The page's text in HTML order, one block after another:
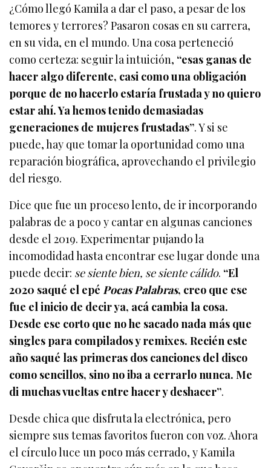
¿Cómo llegó Kamila a dar el paso, a pesar de los
temores y terrores? Pasaron cosas en su carrera,
en su vida, en el mundo. Una cosa perteneció
como certeza: seguir la intuición, “esas ganas de
hacer algo diferente, casi como una obligación
porque de no hacerlo estaría frustada y no quiero
estar ahí. Ya hemos tenido demasiadas
generaciones de mujeres frustadas”. Y si se
puede, hay que tomar la oportunidad como una
reparación biográfica, aprovechando el privilegio
del riesgo.
Dice que fue un proceso lento, de ir incorporando
palabras de a poco y cantar en algunas canciones
desde el 2019. Experimentar pujando la
incomodidad hasta encontrar ese lugar donde una
puede decir: se siente bien, se siente cálido. “El
2020 saqué el epéPocas Palabras, creo que ese
fue el inicio de decir ya, acá cambia la cosa.
Desde ese corto que no he sacado nada más que
singles para compilados y remixes. Recién este
año saqué las primeras dos canciones del disco
como sencillos, sino no iba a cerrarlo nunca. Me
di muchas vueltas entre hacer y deshacer”.
Desde chica que disfruta la electrónica, pero
siempre sus temas favoritos fueron con voz. Ahora
el círculo luce un poco más cerrado, y Kamila